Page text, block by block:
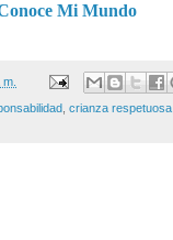
Mi Mundo
crianza respetuosa